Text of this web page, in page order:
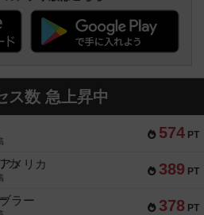
ス数 急上昇中
574 PT
389 PT
メリカ
378 PT
ラー